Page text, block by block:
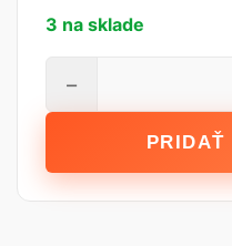
3 na sklade
−
PRIDAŤ